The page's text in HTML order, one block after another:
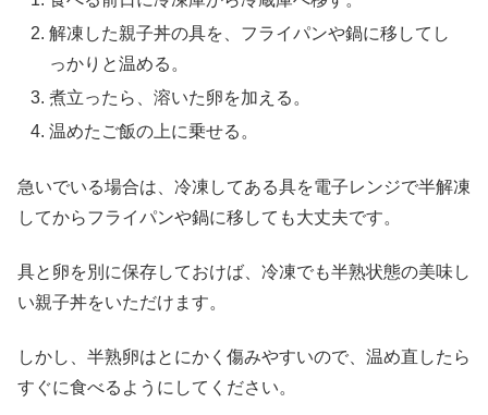
解凍した親子丼の具を、フライパンや鍋に移してし
っかりと温める。
煮立ったら、溶いた卵を加える。
温めたご飯の上に乗せる。
急いでいる場合は、冷凍してある具を電子レンジで半解凍
してからフライパンや鍋に移しても大丈夫です。
具と卵を別に保存しておけば、冷凍でも半熟状態の美味し
い親子丼をいただけます。
しかし、半熟卵はとにかく傷みやすいので、温め直したら
すぐに食べるようにしてください。